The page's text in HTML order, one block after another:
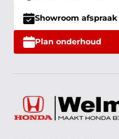
Showroom afspraak
Plan onderhoud